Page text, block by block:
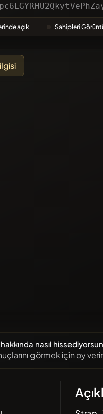
En
açık Sahipleri
nasıl
görmek için oy